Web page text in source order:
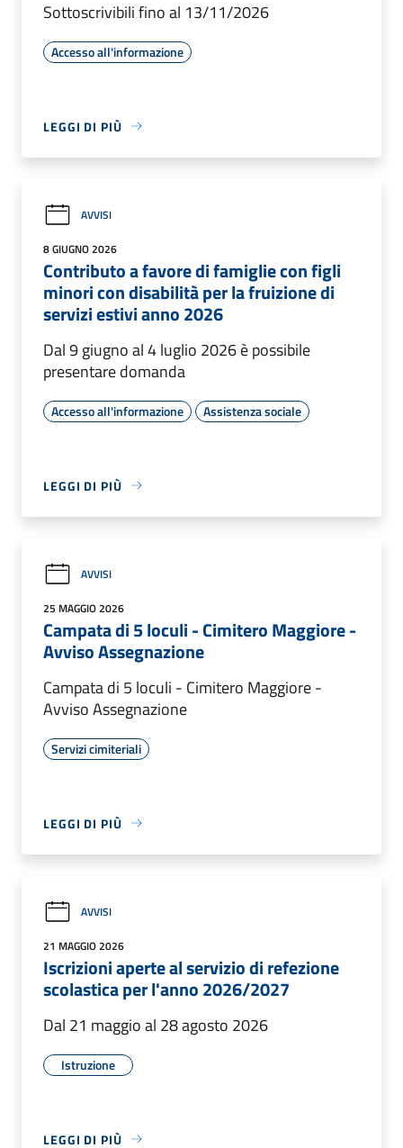
Sottoscrivibili fino al 13/11/2026
Accesso all'informazione
LEGGI DI PIÙ
AVVISI
8 GIUGNO 2026
Contributo a favore di famiglie con figli
minori con disabilità per la fruizione di
servizi estivi anno 2026
Dal 9 giugno al 4 luglio 2026 è possibile
presentare domanda
Accesso all'informazione Assistenza sociale
LEGGI DI PIÙ
AVVISI
25 MAGGIO 2026
Campata di 5 loculi - Cimitero Maggiore -
Avviso Assegnazione
Campata di 5 loculi - Cimitero Maggiore -
Avviso Assegnazione
Servizi cimiteriali
LEGGI DI PIÙ
AVVISI
21 MAGGIO 2026
Iscrizioni aperte al servizio di refezione
scolastica per l'anno 2026/2027
Dal 21 maggio al 28 agosto 2026
Istruzione
LEGGI DI PIÙ